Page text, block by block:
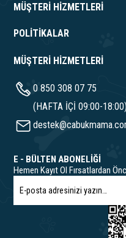
MÜŞTERİ HİZMETLERİ
POLİTİKALAR
MÜŞTERİ HİZMETLERİ
0 850 308 07 75
(HAFTA İÇİ 09:00-18:00)
E - BÜLTEN ABONELİĞİ
Hemen Kayıt Ol Fırsatlardan